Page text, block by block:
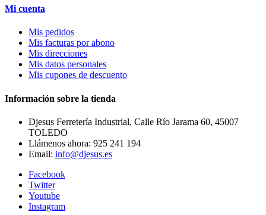
Mi cuenta
Mis pedidos
Mis facturas por abono
Mis direcciones
Mis datos personales
Mis cupones de descuento
Información sobre la tienda
Djesus Ferretería Industrial, Calle Río Jarama 60, 45007
TOLEDO
Llámenos ahora: 925 241 194
Email: info@djesus.es
Facebook
Twitter
Youtube
Instagram